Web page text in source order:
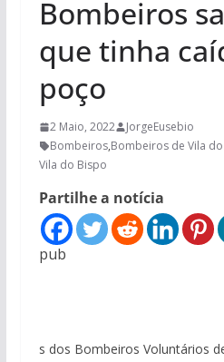
Bombeiros
que tinha
poço
2 Maio, 2022
JorgeEusebio
Bombeiros,Bombeiros de Vila
Vila do Bispo
Partilhe a notícia
pub
s dos Bombeiros Voluntários